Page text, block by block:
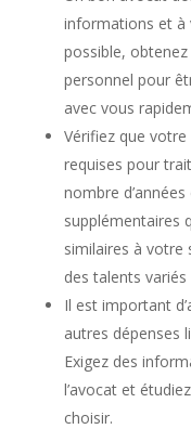
informations et à
possible,
personnel pour
avec vous
Vérifiez que
requises pour
nombre
supplémentaires
similaires à votre
des talents
Il est important
autres dépenses
Exigez des
l’avocat et
choisir.